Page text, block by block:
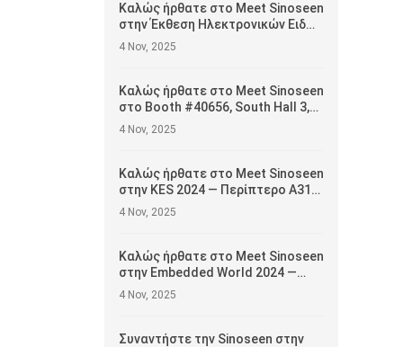
Καλώς ήρθατε στο Meet Sinoseen
στην Έκθεση Ηλεκτρονικών Ειδών
του Χονγκ Κονγκ 2025 —
Περίπτερο #5E-H15, 13–16
4 Nov, 2025
Καλώς ήρθατε στο Meet Sinoseen
στο Booth #40656, South Hall 3,
2ος όροφος — Παρουσιάζοντας
καινοτόμες λύσεις μονάδων
4 Nov, 2025
Καλώς ήρθατε στο Meet Sinoseen
στην KES 2024 — Περίπτερο A313,
Αίθουσα A, 1ος Όροφος
4 Nov, 2025
Καλώς ήρθατε στο Meet Sinoseen
στην Embedded World 2024 —
Αίθουσα 5, Περίπτερο 5-235c
4 Nov, 2025
Συναντήστε την Sinoseen στην